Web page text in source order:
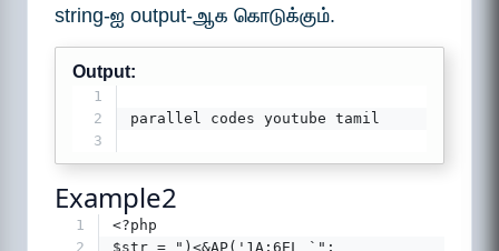
string-ஐ output-ஆக கொடுக்கும்.
Output:
1
2
parallel codes youtube tamil
3
Example2
1
<?php
2
$str = ")<&AP('1A;6EL `";